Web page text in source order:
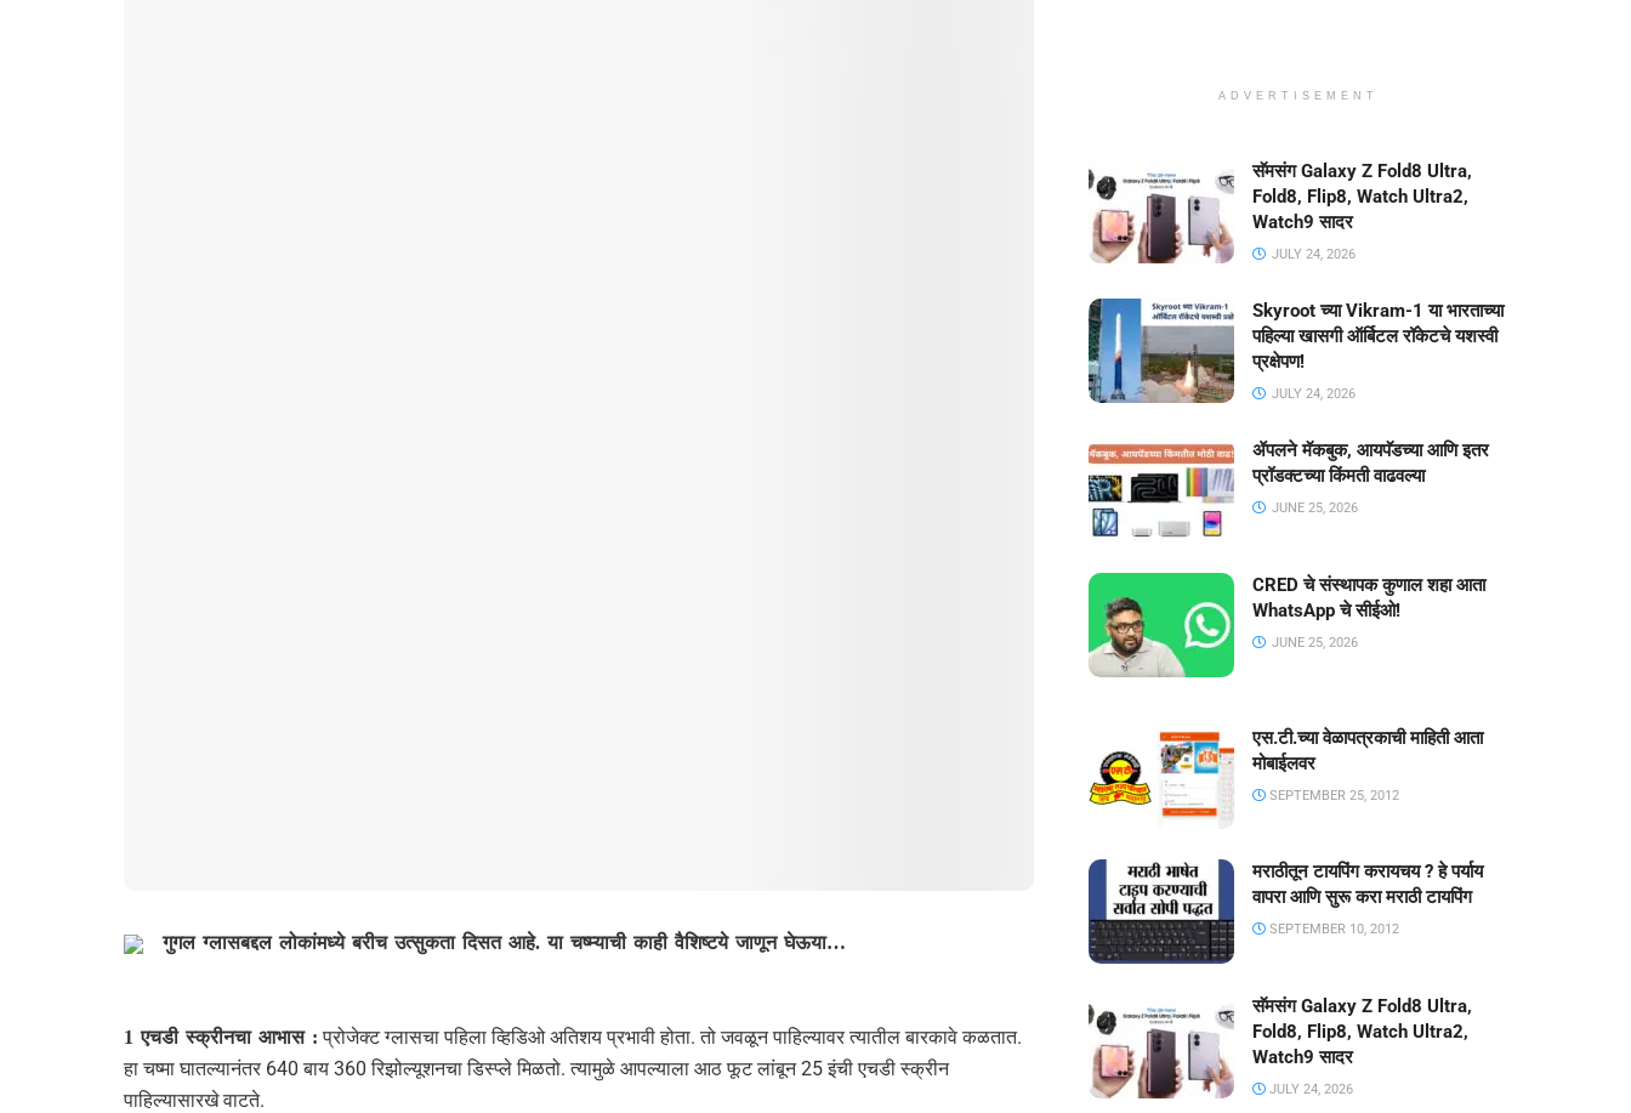
गुगल ग्‍लासबद्दल लोकांमध्‍ये बरीच उत्‍सुकता दिसत आहे. या चष्‍म्‍याची काही वैशिष्‍टये जाणून घेऊया…
1 एचडी स्क्रीनचा आभास : प्रोजेक्ट ग्लासचा पहिला व्हिडिओ अतिशय प्रभावी होता. तो जवळून पाहिल्यावर त्यातील बारकावे कळतात.
हा चष्मा घातल्यानंतर 640 बाय 360 रिझोल्यूशनचा डिस्प्ले मिळतो. त्यामुळे आपल्याला आठ फूट लांबून 25 इंची एचडी स्क्रीन
पाहिल्यासारखे वाटते.
ADVERTISEMENT
सॅमसंग Galaxy Z Fold8 Ultra,
Fold8, Flip8, Watch Ultra2,
Watch9 सादर
JULY 24, 2026
Skyroot च्या Vikram-1 या भारताच्या
पहिल्या खासगी ऑर्बिटल रॉकेटचे यशस्वी
प्रक्षेपण!
JULY 24, 2026
ॲपलने मॅकबुक, आयपॅडच्या आणि इतर
प्रॉडक्टच्या किंमती वाढवल्या
JUNE 25, 2026
CRED चे संस्थापक कुणाल शहा आता
WhatsApp चे सीईओ!
JUNE 25, 2026
एस.टी.च्या वेळापत्रकाची माहिती आता
मोबाईलवर
SEPTEMBER 25, 2012
मराठीतून टायपिंग करायचय ? हे पर्याय
वापरा आणि सुरू करा मराठी टायपिंग
SEPTEMBER 10, 2012
सॅमसंग Galaxy Z Fold8 Ultra,
Fold8, Flip8, Watch Ultra2,
Watch9 सादर
JULY 24, 2026